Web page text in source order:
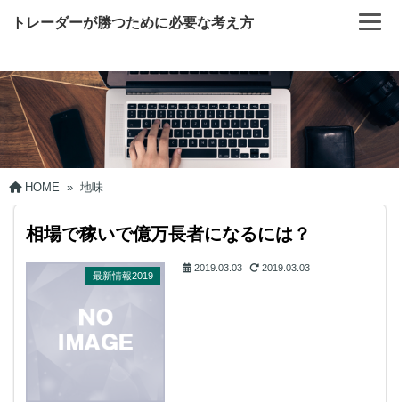
トレーダーが勝つために必要な考え方
HOME » 地味
相場で稼いで億万長者になるには？
最新情報2019
2019.03.03 2019.03.03